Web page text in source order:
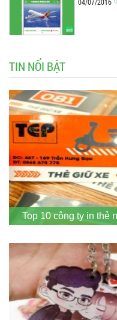
TIN NỔI BẬT
Top 10 công ty in thẻ